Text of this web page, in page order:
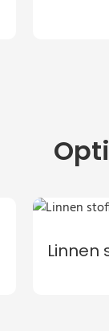
Linnen